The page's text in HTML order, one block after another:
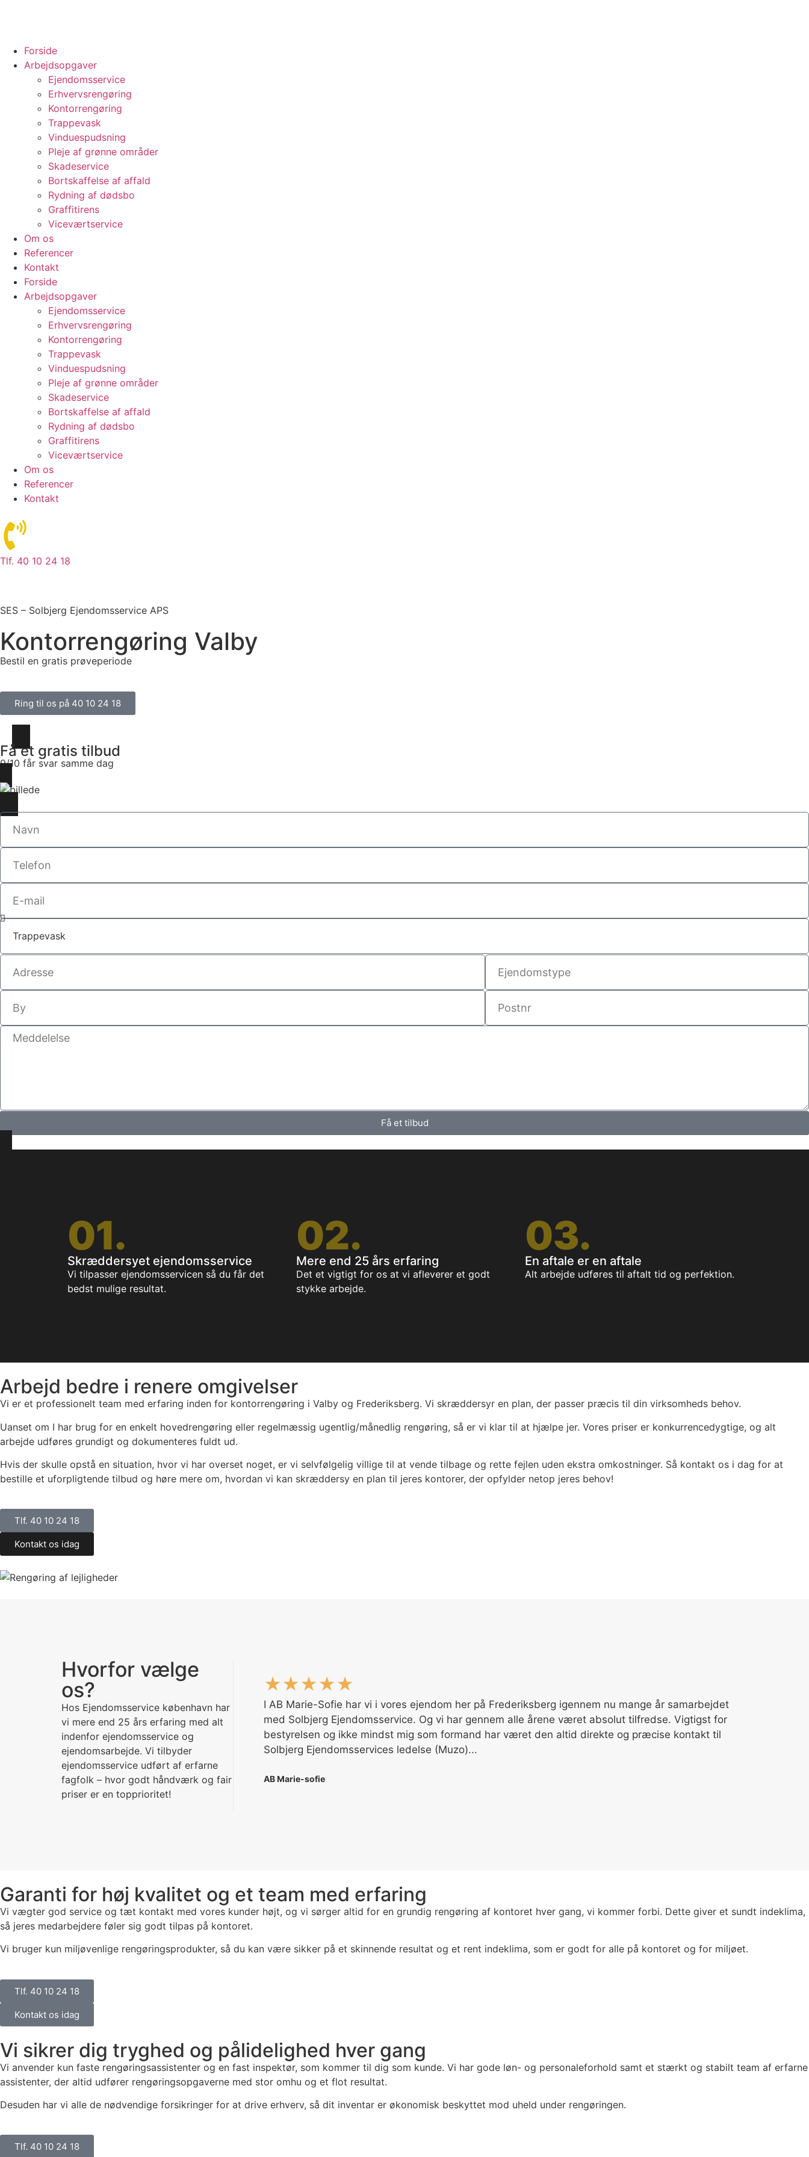
Forside
Arbejdsopgaver
Ejendomsservice
Erhvervsrengøring
Kontorrengøring
Trappevask
Vinduespudsning
Pleje af grønne områder
Skadeservice
Bortskaffelse af affald
Rydning af dødsbo
Graffitirens
Viceværtservice
Om os
Referencer
Kontakt
Forside
Arbejdsopgaver
Ejendomsservice
Erhvervsrengøring
Kontorrengøring
Trappevask
Vinduespudsning
Pleje af grønne områder
Skadeservice
Bortskaffelse af affald
Rydning af dødsbo
Graffitirens
Viceværtservice
Om os
Referencer
Kontakt
Tlf. 40 10 24 18
SES – Solbjerg Ejendomsservice APS
Kontorrengøring Valby
Bestil en gratis prøveperiode
Ring til os på 40 10 24 18
Få et gratis tilbud
9/10 får svar samme dag
Få et tilbud
01.
Skræddersyet ejendomsservice
Vi tilpasser ejendomsservicen så du får det
bedst mulige resultat.
02.
Mere end 25 års erfaring
Det et vigtigt for os at vi afleverer et godt
stykke arbejde.
03.
En aftale er en aftale
Alt arbejde udføres til aftalt tid og perfektion.
Arbejd bedre i renere omgivelser
Vi er et professionelt team med erfaring inden for kontorrengøring i Valby og Frederiksberg. Vi skræddersyr en plan, der passer præcis til din virksomheds behov.
Uanset om I har brug for en enkelt hovedrengøring eller regelmæssig ugentlig/månedlig rengøring, så er vi klar til at hjælpe jer. Vores priser er konkurrencedygtige, og alt
arbejde udføres grundigt og dokumenteres fuldt ud.
Hvis der skulle opstå en situation, hvor vi har overset noget, er vi selvfølgelig villige til at vende tilbage og rette fejlen uden ekstra omkostninger. Så kontakt os i dag for at
bestille et uforpligtende tilbud og høre mere om, hvordan vi kan skræddersy en plan til jeres kontorer, der opfylder netop jeres behov!
Tlf. 40 10 24 18
Kontakt os idag
Hvorfor vælge
os?
Hos Ejendomsservice københavn har
vi mere end 25 års erfaring med alt
indenfor ejendomsservice og
ejendomsarbejde. Vi tilbyder
ejendomsservice udført af erfarne
fagfolk – hvor godt håndværk og fair
priser er en topprioritet!
★★★★★
I AB Marie-Sofie har vi i vores ejendom her på Frederiksberg igennem nu mange år samarbejdet
med Solbjerg Ejendomsservice. Og vi har gennem alle årene været absolut tilfredse. Vigtigst for
bestyrelsen og ikke mindst mig som formand har været den altid direkte og præcise kontakt til
Solbjerg Ejendomsservices ledelse (Muzo)...
AB Marie-sofie
Garanti for høj kvalitet og et team med erfaring
Vi vægter god service og tæt kontakt med vores kunder højt, og vi sørger altid for en grundig rengøring af kontoret hver gang, vi kommer forbi. Dette giver et sundt indeklima,
så jeres medarbejdere føler sig godt tilpas på kontoret.
Vi bruger kun miljøvenlige rengøringsprodukter, så du kan være sikker på et skinnende resultat og et rent indeklima, som er godt for alle på kontoret og for miljøet.
Tlf. 40 10 24 18
Kontakt os idag
Vi sikrer dig tryghed og pålidelighed hver gang
Vi anvender kun faste rengøringsassistenter og en fast inspektør, som kommer til dig som kunde. Vi har gode løn- og personaleforhold samt et stærkt og stabilt team af erfarne
assistenter, der altid udfører rengøringsopgaverne med stor omhu og et flot resultat.
Desuden har vi alle de nødvendige forsikringer for at drive erhverv, så dit inventar er økonomisk beskyttet mod uheld under rengøringen.
Tlf. 40 10 24 18